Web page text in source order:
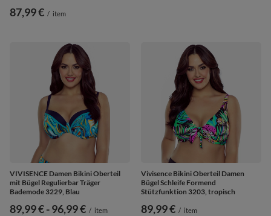
87,99 € / item
VIVISENCE Damen Bikini Oberteil
mit Bügel Regulierbar Träger
Bademode 3229, Blau
ab
89,99 €-bis
96,99 € / item
Vivisence Bikini Oberteil Damen
Bügel Schleife Formend
Stützfunktion 3203, tropisch
89,99 € / item